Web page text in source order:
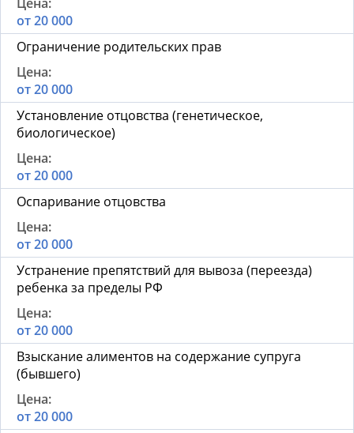
от 20 000
Ограничение родительских прав
от 20 000
Установление отцовства (генетическое,
биологическое)
от 20 000
Оспаривание отцовства
от 20 000
Устранение препятствий для вывоза (переезда)
ребенка за пределы РФ
от 20 000
Взыскание алиментов на содержание супруга
(бывшего)
от 20 000